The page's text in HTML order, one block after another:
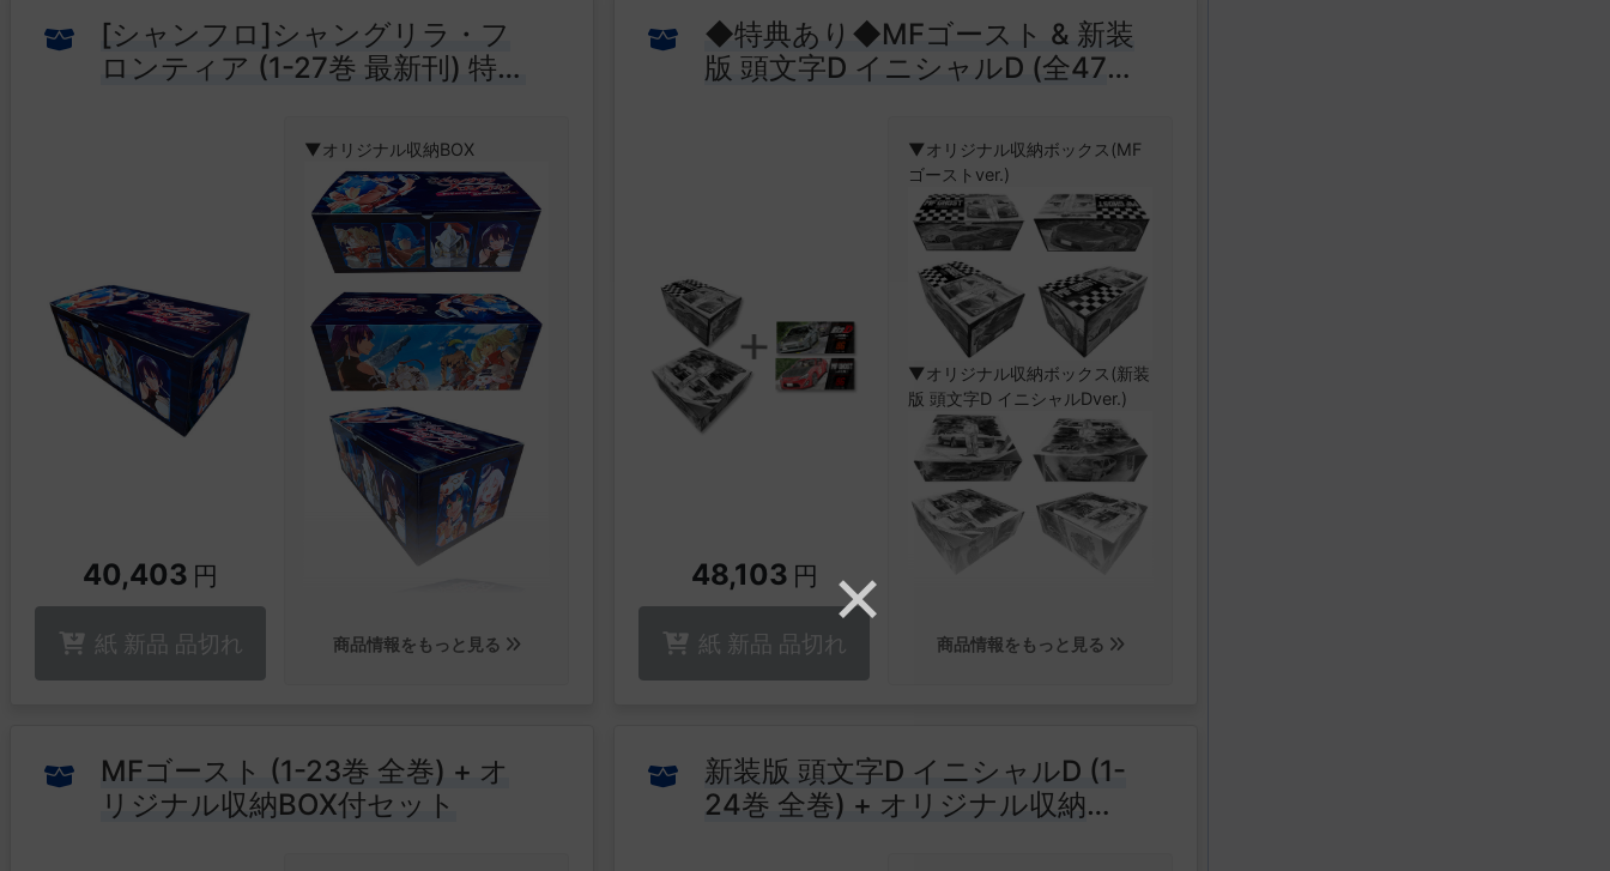
に、“殺し屋ファブル”が町にや
ってくる──!!
どんな敵も鮮やかに葬り去る“殺
の女とともに、日々、裏社会の
仕事をこなす日々‥‥。
だがある日、ボスの突然の指令
を受け、“○○○”として、まった
く新しい生活を送るハメに‥‥。
そしてファブルの野蛮で、滑稽
で、奇妙な“寓話”が弾け出した
ッ‥‥!!!
“寓話”と呼ばれし、風変わり
な“殺しの天才”が、この町にひ
っそりと棲んでいる──!!
【セット内容】
・ザ・ファブル (1-22巻 全巻)
・ザ・ファブル The second
contact (1-9巻 全巻)
・ザ・ファブル The third
「ザ・ファブル」と「ザ・ファ
▼特設ページはこちら
『うしおととら』『からくりサ
ーカス』の藤田和日郎が描く大
英帝国伝奇アクション!
霧深き19世紀の倫敦(ロンド
ン)。
スコットランド・ヤードの犯罪
資料室「黒博物館」には、時お
数々…!
全巻)
・黒博物館 ゴースト アンド レ
ディ (上下巻 全巻)
[シャンフロ]シャングリラ・フ
ロンティア (1-27巻 最新刊) 特装
40,403 円
紙 新品 品切れ
▼オリジナル収納BOX
▼特設ページはこちら
商品情報をもっと見る
◆特典あり◆MFゴースト & 新装
版 頭文字D イニシャルD (全47
[レースチケット風イラストカー
48,103 円
紙 新品 品切れ
▼オリジナル収納ボックス(MF
ゴーストver.)
▼オリジナル収納ボックス(新装
版 頭文字D イニシャルDver.)
ード商品情報をもっと見る
MFゴースト (1-23巻 全巻) + オ
リジナル収納BOX付セット
新装版 頭文字D イニシャルD (1-
24巻 全巻) + オリジナル収納